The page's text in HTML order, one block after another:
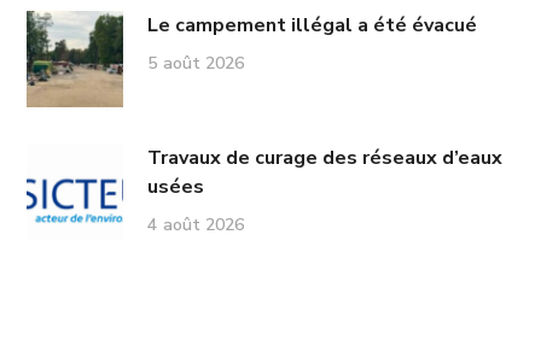
Le campement illégal a été évacué
5 août 2026
Travaux de curage des réseaux d’eaux
usées
4 août 2026